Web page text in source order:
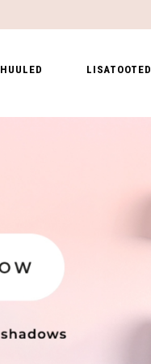
HUULED LISATOOTED